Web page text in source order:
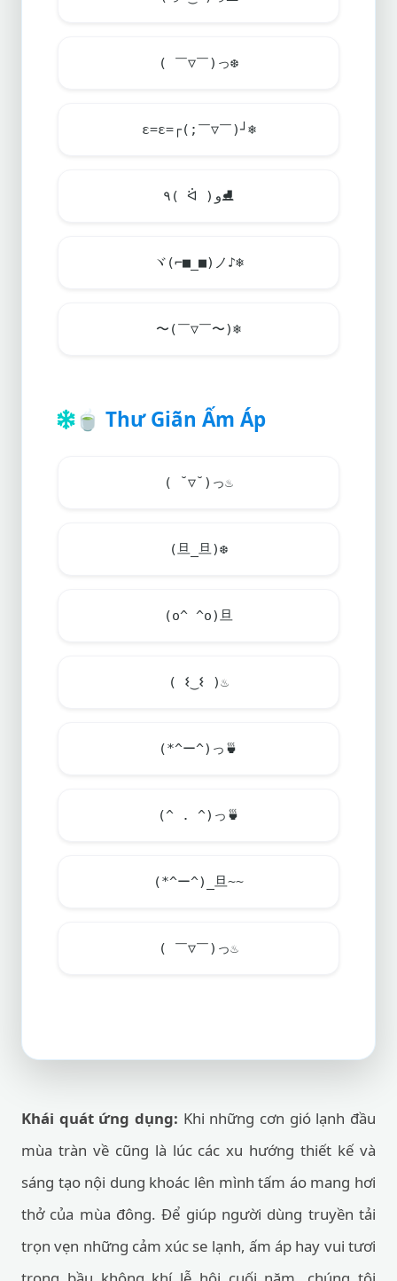
( ￣▽￣)っ❆
ε=ε=┌(;￣▽￣)┘ ❄️
٩( ᐛ )و⛸️
ヾ(⌐■_■)ノ♪❄️
〜(￣▽￣〜)❄️
🍵 Thư Giãn Ấm Áp
( ˘▽˘)っ♨
(旦_旦)❆
(o^ ^o)旦
( 𐌔‿𐌔 )♨
(*^ー^)っ 🍵
(^ . ^)っ 🍵
(*^ー^)_旦~~
( ￣▽￣)っ♨
Khái quát ứng dụng: Khi những cơn gió lạnh đầu
mùa tràn về cũng là lúc các xu hướng thiết kế và
sáng tạo nội dung khoác lên mình tấm áo mang hơi
thở của mùa đông. Để giúp người dùng truyền tải
trọn vẹn những cảm xúc se lạnh, ấm áp hay vui tươi